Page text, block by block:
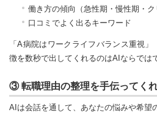
働き方の傾向（急性期・慢性期・ク
口コミでよく出るキーワード
「A病院はワークライフバランス重視
徴を数秒で出してくれるのはAIならでは
③ 転職理由の整理を手伝ってく
AIは会話を通して、あなたの悩みや希望